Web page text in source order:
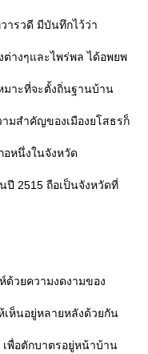
ารวดี มีบันทึกไว้ว่า
ต่างๆและไพร่พล ได้อพยพ
มาะที่จะตั้งถิ่นฐานบ้าน
มสำคัญของเมืองยโสธรก็
อหนึ่งในจังหวัด
ปี 2515 ถือเป็นจังหวัดที่
วยความงดงามของ
ห็นอยู่หลายหลังด้วยกัน
พื่อตักบาตรอยู่หน้าบ้าน